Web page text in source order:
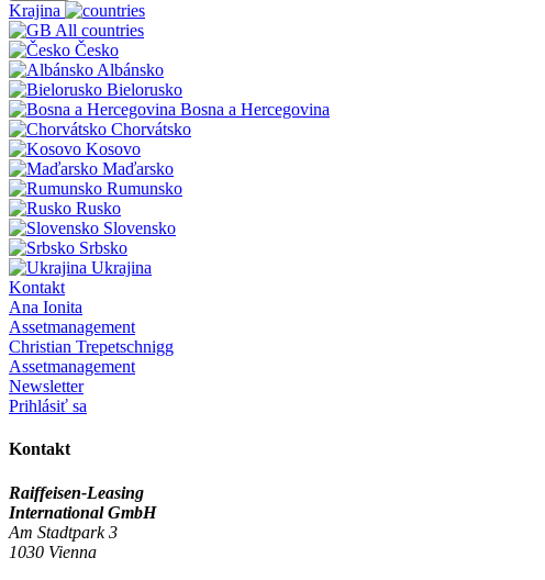
Krajina
All countries
Česko
Albánsko
Bielorusko
Bosna a Hercegovina
Chorvátsko
Kosovo
Maďarsko
Rumunsko
Rusko
Slovensko
Srbsko
Ukrajina
Kontakt
Ana Ionita
Assetmanagement
Christian Trepetschnigg
Assetmanagement
Newsletter
Prihlásiť sa
Kontakt
Raiffeisen-Leasing
International GmbH
Am Stadtpark 3
1030 Vienna